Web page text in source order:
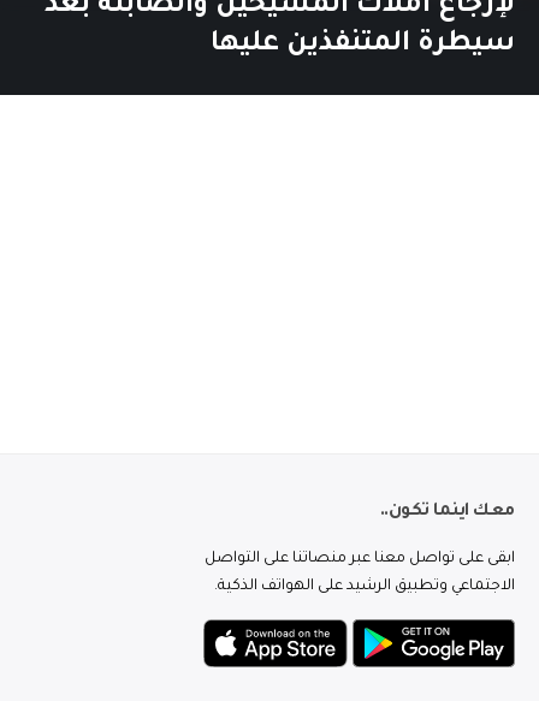
لإرجاع أملاك المسيحين والصابئة بعد
سيطرة المتنفذين عليها
معك اينما تكون..
ابقى على تواصل معنا عبر منصاتنا على التواصل
الاجتماعي وتطبيق الرشيد على الهواتف الذكية.